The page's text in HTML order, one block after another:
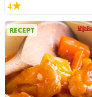
4
RECEPT